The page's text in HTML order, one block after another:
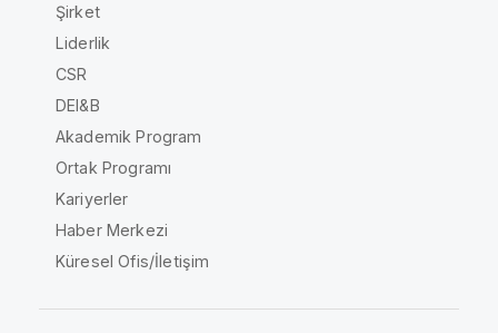
Şirket
Liderlik
CSR
DEI&B
Akademik Program
Ortak Programı
Kariyerler
Haber Merkezi
Küresel Ofis/İletişim